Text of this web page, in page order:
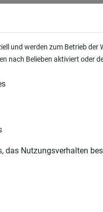
uns geliefert
und werden zum Betrieb
nach Belieben aktiviert oder
das Nutzungsverhalten